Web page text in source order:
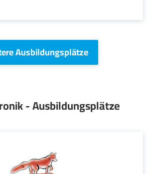
Ausbildungsplätze
- Ausbildungsplätze